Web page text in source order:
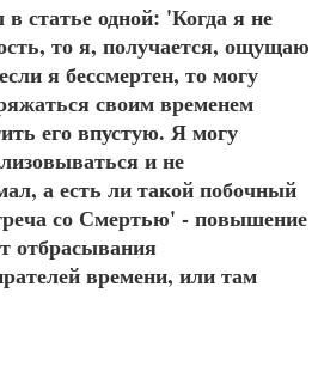
статье одной: 'Когда я не
то я, получается, ощущаю
я бессмертен, то могу
своим временем
его впустую. Я могу
и не
а есть ли такой побочный
со Смертью' - повышение
отбрасывания
времени, или там